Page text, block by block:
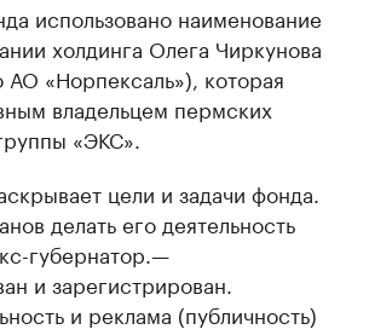
использовано наименование
холдинга Олега Чиркунова
«Норпексаль»), которая
владельцем пермских
«ЭКС».
цели и задачи фонда.
делать его деятельность
губернатор.—
и зарегистрирован.
и реклама (публичность)